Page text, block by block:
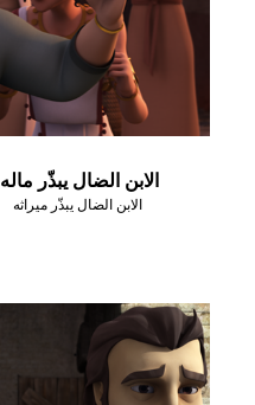
الابن الضال يبذّر ماله
الابن الضال يبذّر ميراثه